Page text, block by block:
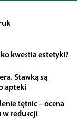
kwestia estetyki?
Stawką są
apteki
tętnic – ocena
w redukcji